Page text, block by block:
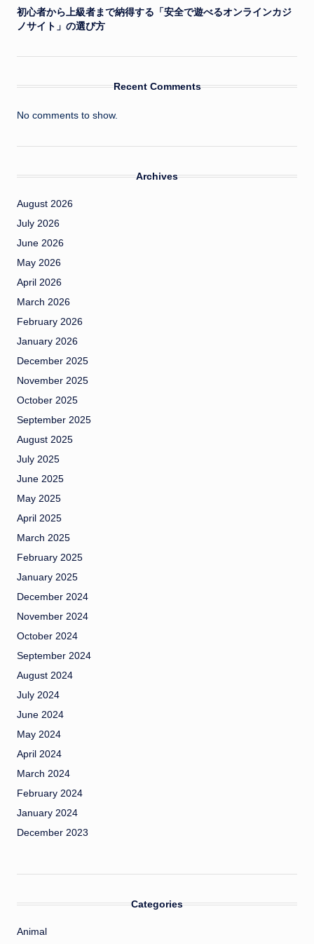
初心者から上級者まで納得する「安全で遊べるオンラインカジ
ノサイト」の選び方
Recent Comments
No comments to show.
Archives
August 2026
July 2026
June 2026
May 2026
April 2026
March 2026
February 2026
January 2026
December 2025
November 2025
October 2025
September 2025
August 2025
July 2025
June 2025
May 2025
April 2025
March 2025
February 2025
January 2025
December 2024
November 2024
October 2024
September 2024
August 2024
July 2024
June 2024
May 2024
April 2024
March 2024
February 2024
January 2024
December 2023
Categories
Animal